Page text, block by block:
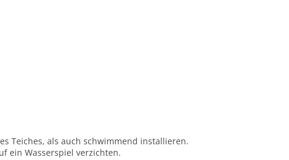
Teiches, als auch schwimmend installieren.
ein Wasserspiel verzichten.